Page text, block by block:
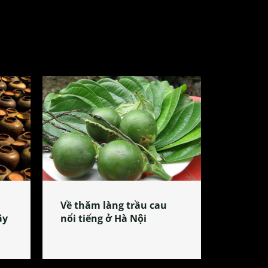
Về thăm làng trầu cau
nổi tiếng ở Hà Nội